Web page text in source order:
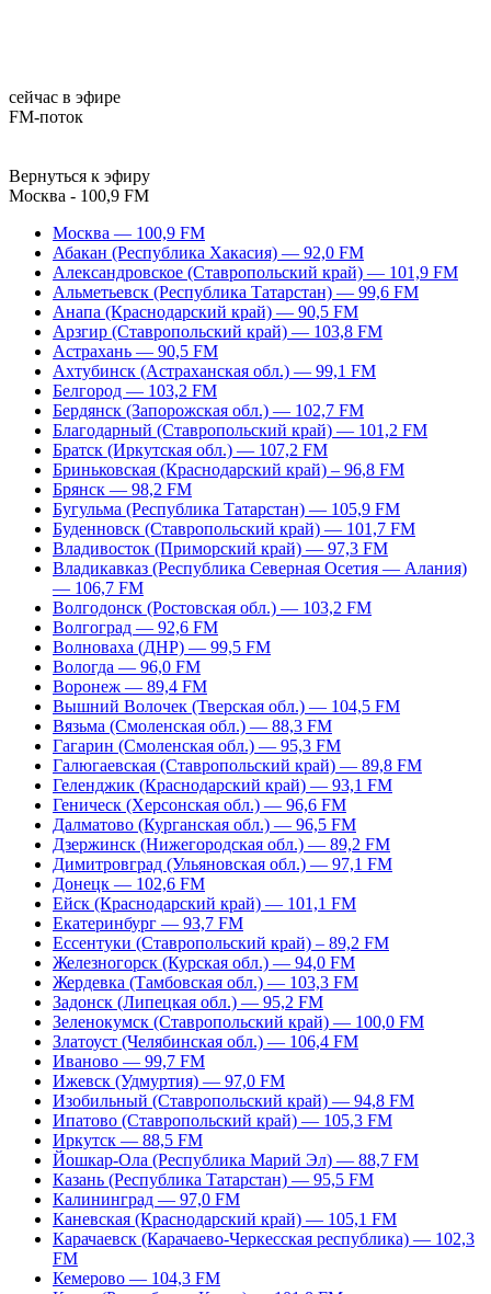
сейчас в эфире
FM-поток
Вернуться к эфиру
Москва - 100,9 FM
Москва — 100,9 FM
Абакан (Республика Хакасия) — 92,0 FM
Александровское (Ставропольский край) — 101,9 FM
Альметьевск (Республика Татарстан) — 99,6 FM
Анапа (Краснодарский край) — 90,5 FM
Арзгир (Ставропольский край) — 103,8 FM
Астрахань — 90,5 FM
Ахтубинск (Астраханская обл.) — 99,1 FM
Белгород — 103,2 FM
Бердянск (Запорожская обл.) — 102,7 FM
Благодарный (Ставропольский край) — 101,2 FM
Братск (Иркутская обл.) — 107,2 FM
Бриньковская (Краснодарский край) – 96,8 FM
Брянск — 98,2 FM
Бугульма (Республика Татарстан) — 105,9 FM
Буденновск (Ставропольский край) — 101,7 FM
Владивосток (Приморский край) — 97,3 FM
Владикавказ (Республика Северная Осетия — Алания)
— 106,7 FM
Волгодонск (Ростовская обл.) — 103,2 FM
Волгоград — 92,6 FM
Волноваха (ДНР) — 99,5 FM
Вологда — 96,0 FM
Воронеж — 89,4 FM
Вышний Волочек (Тверская обл.) — 104,5 FM
Вязьма (Смоленская обл.) — 88,3 FM
Гагарин (Смоленская обл.) — 95,3 FM
Галюгаевская (Ставропольский край) — 89,8 FM
Геленджик (Краснодарский край) — 93,1 FM
Геническ (Херсонская обл.) — 96,6 FM
Далматово (Курганская обл.) — 96,5 FM
Дзержинск (Нижегородская обл.) — 89,2 FM
Димитровград (Ульяновская обл.) — 97,1 FM
Донецк — 102,6 FM
Ейск (Краснодарский край) — 101,1 FM
Екатеринбург — 93,7 FM
Ессентуки (Ставропольский край) – 89,2 FM
Железногорск (Курская обл.) — 94,0 FM
Жердевка (Тамбовская обл.) — 103,3 FM
Задонск (Липецкая обл.) — 95,2 FM
Зеленокумск (Ставропольский край) — 100,0 FM
Златоуст (Челябинская обл.) — 106,4 FM
Иваново — 99,7 FM
Ижевск (Удмуртия) — 97,0 FM
Изобильный (Ставропольский край) — 94,8 FM
Ипатово (Ставропольский край) — 105,3 FM
Иркутск — 88,5 FM
Йошкар-Ола (Республика Марий Эл) — 88,7 FM
Казань (Республика Татарстан) — 95,5 FM
Калининград — 97,0 FM
Каневская (Краснодарский край) — 105,1 FM
Карачаевск (Карачаево-Черкесская республика) — 102,3
FM
Кемерово — 104,3 FM